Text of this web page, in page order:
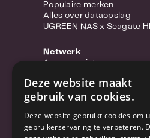
Populaire merken
Alles over dataopslag
UGREEN NAS x Seagate
Netwerk
Access points
Power-over-ethernet
Range extenders
Converter
Switches
Deze website maakt
gebruik van cookies.
Deze website gebruikt cookies om
gebruikerservaring te verbeteren.